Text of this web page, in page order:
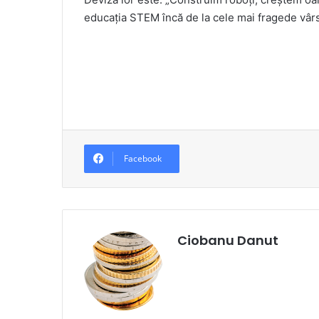
educația STEM încă de la cele mai fragede
Facebook
Ciobanu Danut